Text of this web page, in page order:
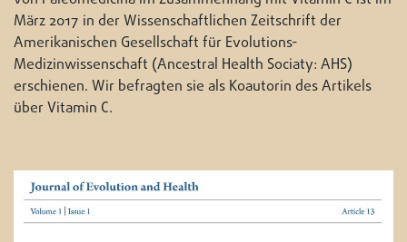
März 2017 in der Wissenschaftlichen Zeitschrift der
Amerikanischen Gesellschaft für Evolutions-
Medizinwissenschaft (Ancestral Health Sociaty: AHS)
erschienen. Wir befragten sie als Koautorin des Artikels
über Vitamin C.